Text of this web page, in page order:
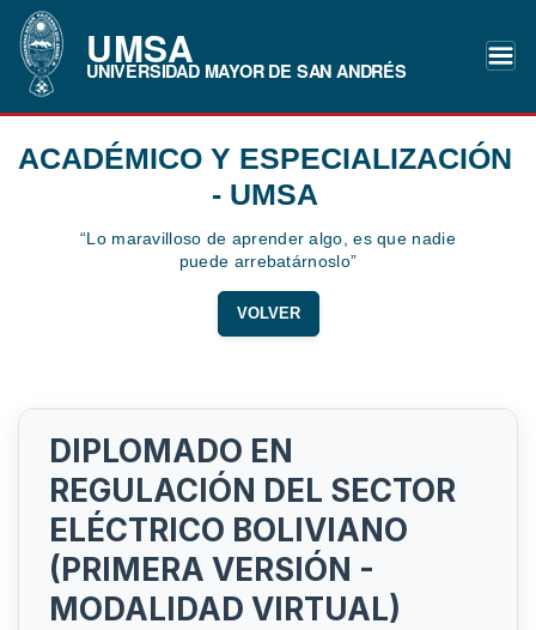
UMSA
UNIVERSIDAD MAYOR DE SAN ANDRÉS
ACADÉMICO Y ESPECIALIZACIÓN
- UMSA
“Lo maravilloso de aprender algo, es que nadie
puede arrebatárnoslo”
VOLVER
DIPLOMADO EN
REGULACIÓN DEL SECTOR
ELÉCTRICO BOLIVIANO
(PRIMERA VERSIÓN -
MODALIDAD VIRTUAL)